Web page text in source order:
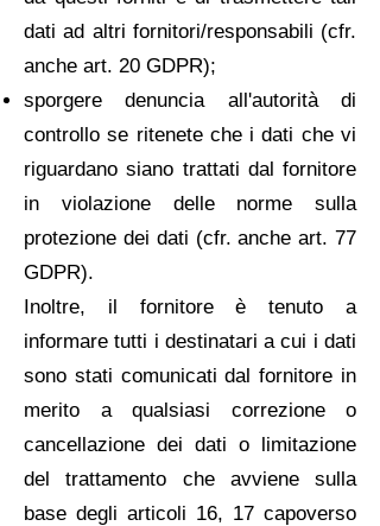
dati ad altri fornitori/responsabili (cfr.
anche art. 20 GDPR);
sporgere denuncia all'autorità di
controllo se ritenete che i dati che vi
riguardano siano trattati dal fornitore
in violazione delle norme sulla
protezione dei dati (cfr. anche art. 77
GDPR).
Inoltre, il fornitore è tenuto a
informare tutti i destinatari a cui i dati
sono stati comunicati dal fornitore in
merito a qualsiasi correzione o
cancellazione dei dati o limitazione
del trattamento che avviene sulla
base degli articoli 16, 17 capoverso